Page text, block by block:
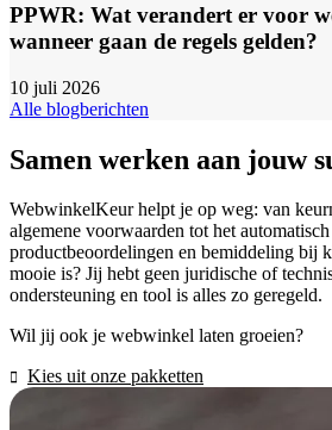
PPWR: Wat verandert er voor
wanneer gaan de regels gelden?
10 juli 2026
Alle blogberichten
Samen werken aan jouw
WebwinkelKeur helpt je op weg: van
algemene voorwaarden tot het
productbeoordelingen en bemiddeling bij
mooie is? Jij hebt geen juridische of
ondersteuning en tool is alles zo geregeld.
Wil jij ook je webwinkel laten groeien?
Kies uit onze pakketten